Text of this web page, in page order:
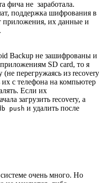
фича не заработала.
поддержка шифрования в
приложения, их данные и
Backup не зашифрованы и
SD card, то я
(не перегружаясь из recovery
с телефона на компьютер
Если их
загрузить recovery, а
push и удалить после
очень много. Но